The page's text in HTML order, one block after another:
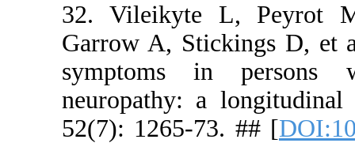
32.
Garrow A,
52(7):